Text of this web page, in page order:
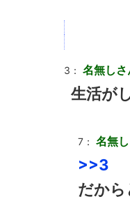
3： 名無しさ
生活が
7： 名無し
>>3
だから